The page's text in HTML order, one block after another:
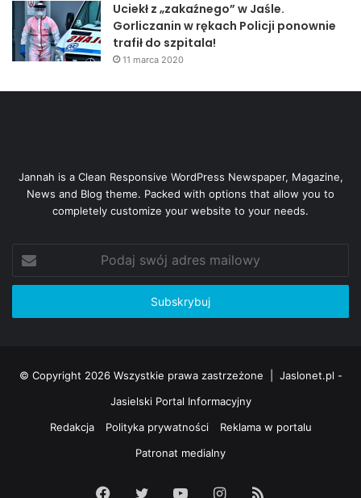
mogła te tradycje kontynuować, bo pamięć musi trwać–
dodaje Władysław Kuźma.
Jaslonet.pl
Uciekł z „zakaźnego” w Jaśle.
Gorliczanin w rękach Policji ponownie
trafił do szpitala!
11 marca 2020
Jannah is a Clean Responsive WordPress Newspaper, Magazine,
News and Blog theme. Packed with options that allow you to
completely customize your website to your needs.
Podaj
swój
adres
© Copyright 2026 Wszystkie prawa zastrzeżone | Jaslonet.pl -
Jasielski Portal Informacyjny
Redakcja
Polityka prywatności
Reklama w portalu
Patronat medialny
Facebook
Twitter YouTubeInstagram